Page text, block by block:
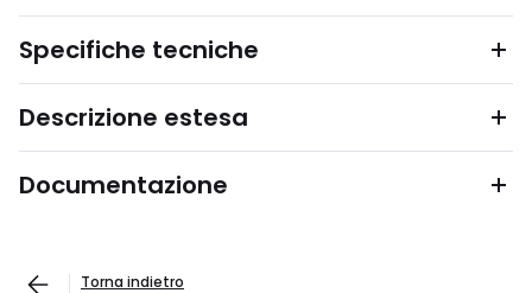
Specifiche tecniche
Descrizione estesa
Documentazione
Torna indietro